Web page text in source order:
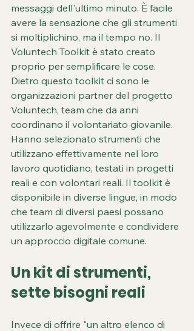
messaggi dell'ultimo minuto. È facile
avere la sensazione che gli strumenti
si moltiplichino, ma il tempo no. Il
Voluntech Toolkit è stato creato
proprio per semplificare le cose.
Dietro questo toolkit ci sono le
organizzazioni partner del progetto
Voluntech, team che da anni
coordinano il volontariato giovanile.
Hanno selezionato strumenti che
utilizzano effettivamente nel loro
lavoro quotidiano, testati in progetti
reali e con volontari reali. Il toolkit è
disponibile in diverse lingue, in modo
che team di diversi paesi possano
utilizzarlo agevolmente e condividere
un approccio digitale comune.
Un kit di strumenti,
sette bisogni reali
Invece di offrire "un altro elenco di